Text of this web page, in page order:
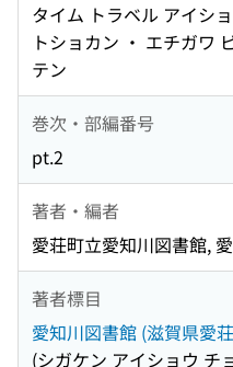
タイム トラベル アイシ
トショカン ・ エチガワ
テン
巻次・部編番号
pt.2
著者・編者
愛荘町立愛知川図書館,
著者標目
愛知川図書館 (滋賀県愛
(シガケン アイショウ チ